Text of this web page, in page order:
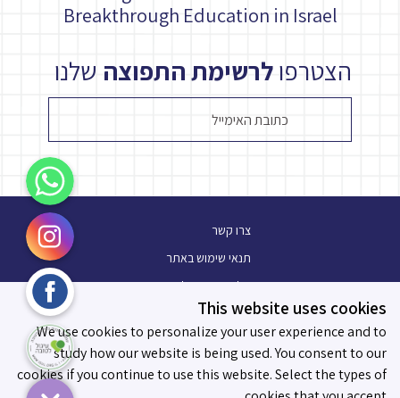
Breakthrough Education in Israel
הצטרפולרשימת התפוצה שלנו
צרו קשר
תנאי שימוש באתר
מלגת עתיד פלוס
בלוג
תו מידות לאפקטיביות
This website uses cookies
We use cookies to personalize your user experience and to
study how our website is being used. You consent to our
cookies if you continue to use this website. Select the types of
WhatsApp
Instagram
Facebook
עיגול לטובה